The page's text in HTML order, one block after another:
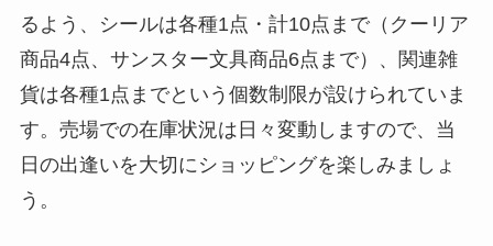
るよう、シールは各種1点・計10点まで（クーリア
商品4点、サンスター文具商品6点まで）、関連雑
貨は各種1点までという個数制限が設けられていま
す。売場での在庫状況は日々変動しますので、当
日の出逢いを大切にショッピングを楽しみましょ
う。